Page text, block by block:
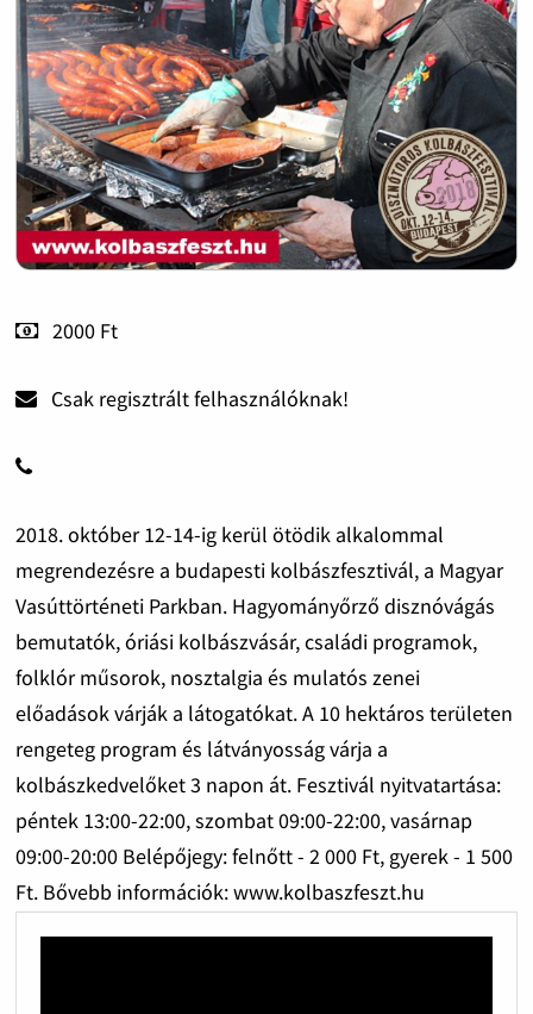
2000 Ft
Csak regisztrált felhasználóknak!
2018. október 12-14-ig kerül ötödik alkalommal
megrendezésre a budapesti kolbászfesztivál, a Magyar
Vasúttörténeti Parkban. Hagyományőrző disznóvágás
bemutatók, óriási kolbászvásár, családi programok,
folklór műsorok, nosztalgia és mulatós zenei
előadások várják a látogatókat. A 10 hektáros területen
rengeteg program és látványosság várja a
kolbászkedvelőket 3 napon át. Fesztivál nyitvatartása:
péntek 13:00-22:00, szombat 09:00-22:00, vasárnap
09:00-20:00 Belépőjegy: felnőtt - 2 000 Ft, gyerek - 1 500
Ft. Bővebb információk: www.kolbaszfeszt.hu